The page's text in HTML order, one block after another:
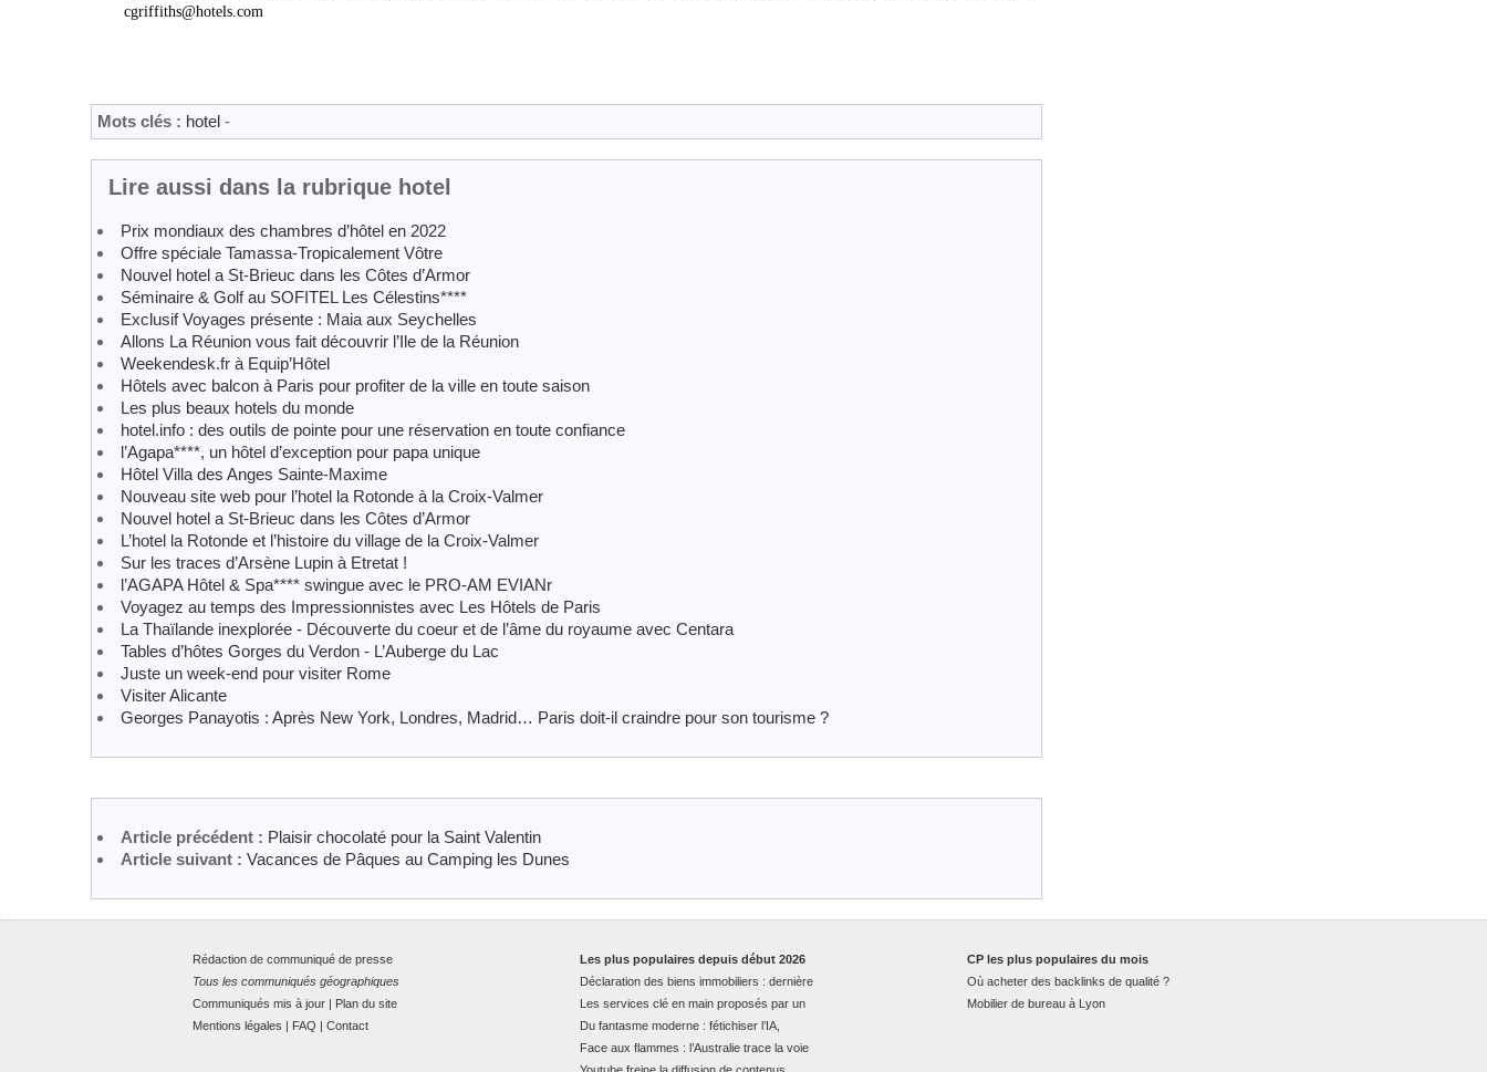
cgriffiths@hotels.com
Mots clés : hotel -
Lire aussi dans la rubrique hotel
Prix mondiaux des chambres d’hôtel en 2022
Offre spéciale Tamassa-Tropicalement Vôtre
Nouvel hotel a St-Brieuc dans les Côtes d’Armor
Séminaire & Golf au SOFITEL Les Célestins****
Exclusif Voyages présente : Maia aux Seychelles
Allons La Réunion vous fait découvrir l’Ile de la Réunion
Weekendesk.fr à Equip’Hôtel
Hôtels avec balcon à Paris pour profiter de la ville en toute saison
Les plus beaux hotels du monde
hotel.info : des outils de pointe pour une réservation en toute confiance
l’Agapa****, un hôtel d’exception pour papa unique
Hôtel Villa des Anges Sainte-Maxime
Nouveau site web pour l’hotel la Rotonde à la Croix-Valmer
Nouvel hotel a St-Brieuc dans les Côtes d’Armor
L’hotel la Rotonde et l’histoire du village de la Croix-Valmer
Sur les traces d’Arsène Lupin à Etretat !
l’AGAPA Hôtel & Spa**** swingue avec le PRO-AM EVIANr
Voyagez au temps des Impressionnistes avec Les Hôtels de Paris
La Thaïlande inexplorée - Découverte du coeur et de l’âme du royaume avec Centara
Tables d’hôtes Gorges du Verdon - L’Auberge du Lac
Juste un week-end pour visiter Rome
Visiter Alicante
Georges Panayotis : Après New York, Londres, Madrid… Paris doit-il craindre pour son tourisme ?
Article précédent : Plaisir chocolaté pour la Saint Valentin
Article suivant : Vacances de Pâques au Camping les Dunes
Rédaction de communiqué de presse
Tous les communiqués géographiques
Communiqués mis à jour | Plan du site
Mentions légales | FAQ | Contact
CP les plus populaires du mois
Où acheter des backlinks de qualité ?
Mobilier de bureau à Lyon
Les plus populaires depuis début 2026
Déclaration des biens immobiliers : dernière
Les services clé en main proposés par un
Du fantasme moderne : fétichiser l’IA,
Face aux flammes : l’Australie trace la voie